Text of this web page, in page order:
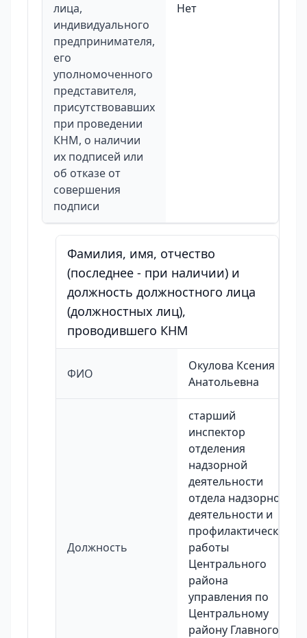
лица,
индивидуального
предпринимателя,
его
уполномоченного
представителя,
присутствовавших
при проведении
КНМ, о наличии
их подписей или
об отказе от
совершения
подписи
Нет
Фамилия, имя, отчество
(последнее - при наличии) и
должность должностного лица
(должностных лиц),
проводившего КНМ
ФИО
Окулова Ксения
Анатольевна
Должность
старший
инспектор
отделения
надзорной
деятельности
отдела надзорной
деятельности и
профилактической
работы
Центрального
района
управления по
Центральному
району Главного